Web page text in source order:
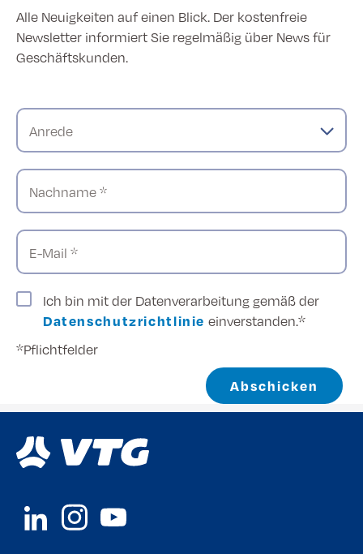
Alle Neuigkeiten auf einen Blick. Der kostenfreie
Newsletter informiert Sie regelmäßig über News für
Geschäftskunden.
Anrede
Nachname *
E-Mail *
Ich bin mit der Datenverarbeitung gemäß der
Datenschutzrichtlinie einverstanden.*
*Pflichtfelder
Abschicken